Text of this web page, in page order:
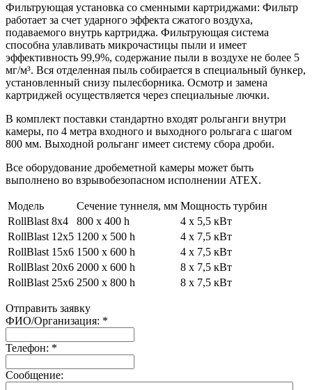
Фильтрующая установка со сменными картриджами: Фильтр
работает за счет ударного эффекта сжатого воздуха,
подаваемого внутрь картриджа. Фильтрующая система
способна улавливать микрочастицы пыли и имеет
эффективность 99,9%, содержание пыли в воздухе не более 5
мг/м³. Вся отделенная пыль собирается в специальный бункер,
установленный снизу пылесборника. Осмотр и замена
картриджей осуществляется через специальные лючки.
В комплект поставки стандартно входят рольганги внутри
камеры, по 4 метра входного и выходного рольгага с шагом
800 мм. Выходной рольганг имеет систему сбора дроби.
Все оборудование дробеметной камеры может быть
выполнено во взрывобезопасном исполнении ATEX.
Модель Сечение туннеля, мм Мощность турбин
RollBlast 8x4
800 х 400 h
4 x 5,5 кВт
RollBlast 12x5 1200 х 500 h
4 x 7,5 кВт
RollBlast 15x6 1500 x 600 h
4 х 7,5 кВт
RollBlast 20x6 2000 x 600 h
8 х 7,5 кВт
RollBlast 25x6 2500 x 800 h 8 х 7,5 кВт
Отправить заявку
ФИО/Организация: *
Телефон: *
Сообщение: